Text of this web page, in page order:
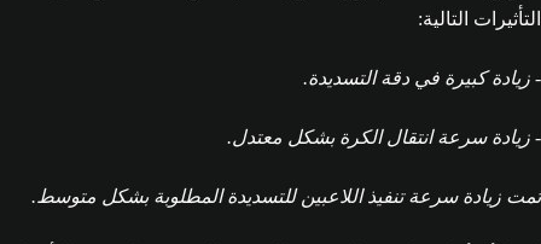
التأثيرات التالية:
- زيادة كبيرة في دقة التسديدة.
- زيادة سرعة انتقال الكرة بشكل معتدل.
تمت زيادة سرعة تنفيذ اللاعبين للتسديدة المطلوبة بشكل متوسط.